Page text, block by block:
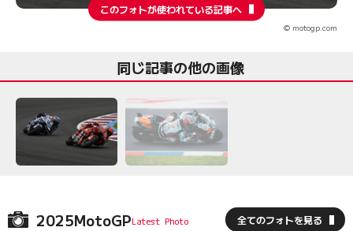
このフォトが使われている記事へ
© motogp.com
同じ記事の他の画像
2025MotoGP 全てのフォトを見る